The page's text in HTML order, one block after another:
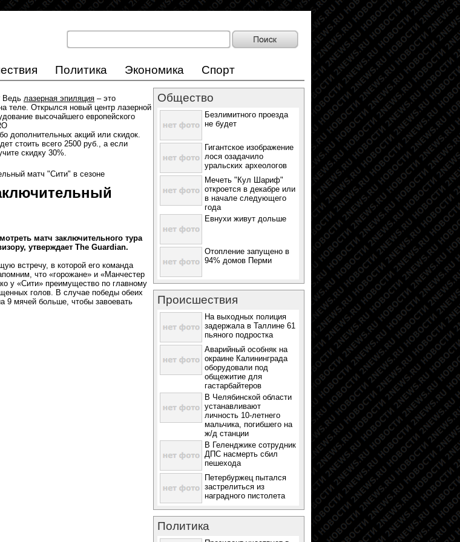
Политика Экономика
Спорт
Ведь лазерная эпиляция – это
теле. Открылся новый центр лазерной
высочайшего европейского
дополнительных акций или скидок.
стоить всего 2500 руб., а если
скидку 30%.
матч "Сити" в сезоне
матч заключительного тура
утверждает The Guardian.
встречу, в которой его команда
что «горожане» и «Манчестер
у «Сити» преимущество по главному
голов. В случае победы обеих
9 мячей больше, чтобы завоевать
Общество
Безлимитного проезда
не будет
Гигантское изображение
лося озадачило
уральских археологов
Мечеть "Кул Шариф"
откроется в декабре или
в начале следующего
года
Евнухи живут дольше
Отопление запущено в
94% домов Перми
Происшествия
На выходных полиция
задержала в Таллине 61
пьяного подростка
Аварийный особняк на
окраине Калининграда
оборудовали под
общежитие для
гастарбайтеров
В Челябинской области
устанавливают
личность 10-летнего
мальчика, погибшего на
ж/д станции
В Геленджике сотрудник
ДПС насмерть сбил
пешехода
Петербуржец пытался
застрелиться из
наградного пистолета
Политика